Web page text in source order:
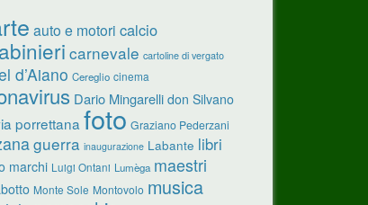
auto e motori calcio
carnevale cartoline di vergato
d’Aiano Cereglio cinema
Dario Mingarelli don Silvano
porrettana foto Graziano Pederzani
guerra inaugurazione Labante libri
marchi Luigi Ontani Lumèga maestri
Monte Sole Montovolo musica